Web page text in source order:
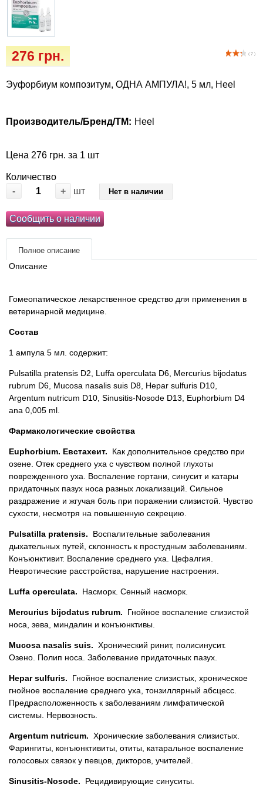
( 7 )
276 грн.
Эуфорбиум композитум, ОДНА АМПУЛА!, 5 мл, Heel
Производитель/Бренд/ТМ: Heel
Цена 276 грн. за 1 шт
Количество
-
+ шт Нет в наличии
Сообщить о наличии
Полное описание
Описание
Гомеопатическое лекарственное средство для применения в
ветеринарной медицине.
Состав
1 ампула 5 мл. содержит:
Pulsatilla pratensis D2, Luffa operculata D6, Mercurius bijodatus
rubrum D6, Mucosa nasalis suis D8, Hepar sulfuris D10,
Argentum nutricum D10, Sinusitis-Nosode D13, Euphorbium D4
ana 0,005 ml.
Фармакологические свойства
Euphorbium. Евстахеит. Как дополнительное средство при
озене. Отек среднего уха с чувством полной глухоты
поврежденного уха. Воспаление гортани, синусит и катары
придаточных пазух носа разных локализаций. Сильное
раздражение и жгучая боль при поражении слизистой. Чувство
сухости, несмотря на повышенную секрецию.
Pulsatilla pratensis. Воспалительные заболевания
дыхательных путей, склонность к простудным заболеваниям.
Конъюнктивит. Воспаление среднего уха. Цефалгия.
Невротические расстройства, нарушение настроения.
Luffa operculata. Насморк. Сенный насморк.
Mercurius bijodatus rubrum.
Гнойное воспаление слизистой
носа, зева, миндалин и конъюнктивы.
Mucosa nasalis suis. Хронический ринит, полисинусит.
Озено. Полип носа. Заболевание придаточных пазух.
Hepar sulfuris. Гнойное воспаление слизистых, хроническое
гнойное воспаление среднего уха, тонзиллярный абсцесс.
Предрасположенность к заболеваниям лимфатической
системы. Нервозность.
Argentum nutricum. Хронические заболевания слизистых.
Фарингиты, конъюнктивиты, отиты, катаральное воспаление
голосовых связок у певцов, дикторов, учителей.
Sinusitis-Nosode. Рецидивирующие синуситы.
Ласощі та корма
Vet Diet Canine Wet - ветеринарные диеты
для собак
Лежаки, будиночки, охолоджуючи
Післяопераційні засоби та витратні
Подарункові сертифікати
Товари для голубів
Товари для гризунів
Товари для коней
Товари для людей
Хозряд - хозтовары оптом
Архив / Снято с производства